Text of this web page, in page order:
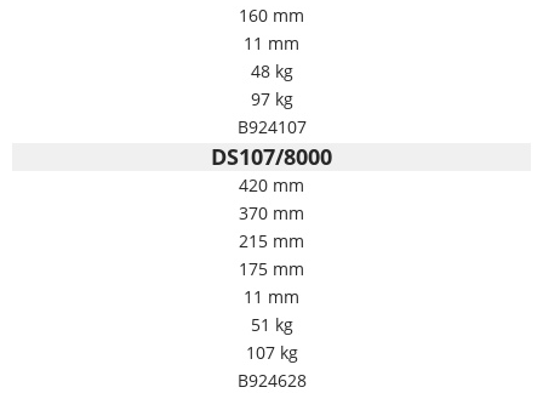
160 mm
11 mm
48 kg
97 kg
B924107
DS107/8000
420 mm
370 mm
215 mm
175 mm
11 mm
51 kg
107 kg
B924628